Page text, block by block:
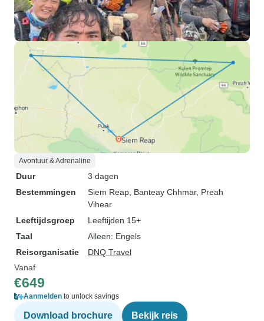
Avontuur & Adrenaline
Duur
3 dagen
Bestemmingen
Siem Reap , Banteay Chhmar, Preah
Vihear
Leeftijdsgroep
Leeftijden 15+
Taal
Alleen: Engels
Reisorganisatie
DNQ Travel
Vanaf
€649
Aanmelden to unlock savings
Download brochure Bekijk reis